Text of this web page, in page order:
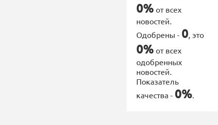
0% от всех
новостей.
Одобрены - 0, это
0% от всех
одобренных
новостей.
Показатель
качества - 0%.